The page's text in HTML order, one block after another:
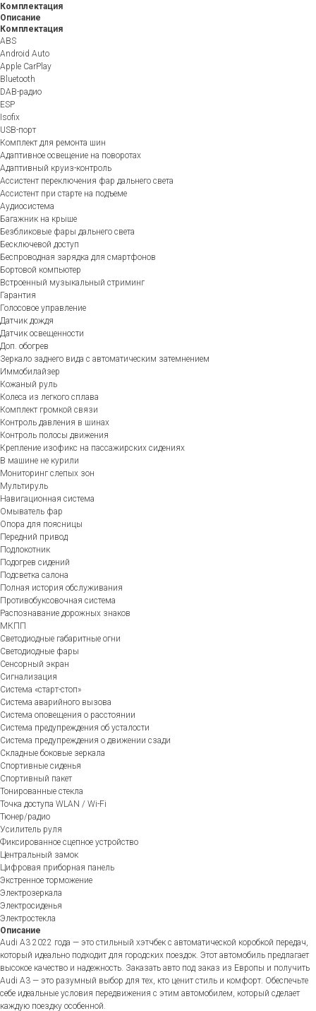
Комплектация
Описание
Комплектация
ABS
Android Auto
Apple CarPlay
Bluetooth
DAB-радио
ESP
Isofix
USB-порт
Комплект для ремонта шин
Адаптивное освещение на поворотах
Адаптивный круиз-контроль
Ассистент переключения фар дальнего света
Ассистент при старте на подъеме
Аудиосистема
Багажник на крыше
Безбликовые фары дальнего света
Бесключевой доступ
Беспроводная зарядка для смартфонов
Бортовой компьютер
Встроенный музыкальный стриминг
Гарантия
Голосовое управление
Датчик дождя
Датчик освещенности
Доп. обогрев
Зеркало заднего вида с автоматическим затемнением
Иммобилайзер
Кожаный руль
Колеса из легкого сплава
Комплект громкой связи
Контроль давления в шинах
Контроль полосы движения
Крепление изофикс на пассажирских сидениях
В машине не курили
Мониторинг слепых зон
Мультируль
Навигационная система
Омыватель фар
Опора для поясницы
Передний привод
Подлокотник
Подогрев сидений
Подсветка салона
Полная история обслуживания
Противобуксовочная система
Распознавание дорожных знаков
МКПП
Светодиодные габаритные огни
Светодиодные фары
Сенсорный экран
Сигнализация
Система «старт-стоп»
Система аварийного вызова
Система оповещения о расстоянии
Система предупреждения об усталости
Система предупреждения о движении сзади
Складные боковые зеркала
Спортивные сиденья
Спортивный пакет
Тонированные стекла
Точка доступа WLAN / Wi-Fi
Тюнер/радио
Усилитель руля
Фиксированное сцепное устройство
Центральный замок
Цифровая приборная панель
Экстренное торможение
Электрозеркала
Электросиденья
Электростекла
Описание
Audi A3 2022 года — это стильный хэтчбек с автоматической коробкой передач,
который идеально подходит для городских поездок. Этот автомобиль предлагает
высокое качество и надежность. Заказать авто под заказ из Европы и получить
Audi A3 — это разумный выбор для тех, кто ценит стиль и комфорт. Обеспечьте
себе идеальные условия передвижения с этим автомобилем, который сделает
каждую поездку особенной.